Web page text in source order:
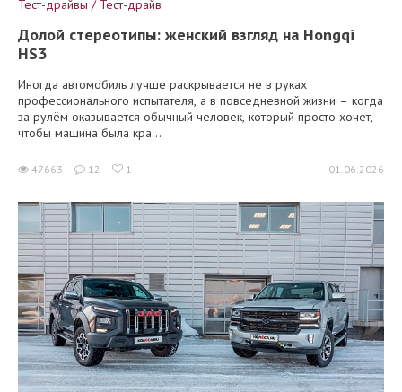
Тест-драйвы / Тест-драйв
Долой стереотипы: женский взгляд на Hongqi
HS3
Иногда автомобиль лучше раскрывается не в руках
профессионального испытателя, а в повседневной жизни – когда
за рулём оказывается обычный человек, который просто хочет,
чтобы машина была кра...
47663 12 1 01.06.2026